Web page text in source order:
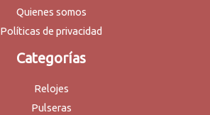
Quienes somos
Políticas de privacidad
Categorías
Relojes
Pulseras